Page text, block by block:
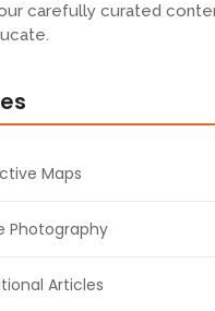
carefully curated
Maps
Photography
Articles